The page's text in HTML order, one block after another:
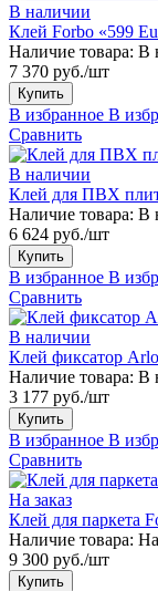
В наличии
Клей Forbo «599
Наличие товара: В
7 370 руб./шт
Купить
В избранное В
Сравнить
В наличии
Клей для ПВХ
Наличие товара: В
6 624 руб./шт
Купить
В избранное В
Сравнить
В наличии
Клей фиксатор
Наличие товара: В
3 177 руб./шт
Купить
В избранное В
Сравнить
На заказ
Клей для паркета
Наличие товара: На
9 300 руб./шт
Купить